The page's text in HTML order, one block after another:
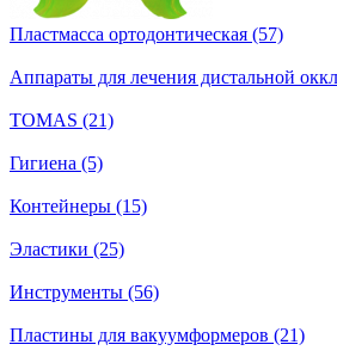
Пластмасса ортодонтическая (57)
Аппараты для лечения дистальной
TOMAS (21)
Гигиена (5)
Контейнеры (15)
Эластики (25)
Инструменты (56)
Пластины для вакуумформеров (21)